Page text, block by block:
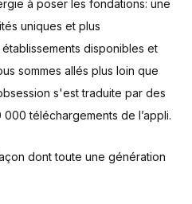
à poser les fondations: une
uniques et plus
disponibles et
sommes allés plus loin que
s'est traduite par des
000 téléchargements de l’appli.
dont toute une génération